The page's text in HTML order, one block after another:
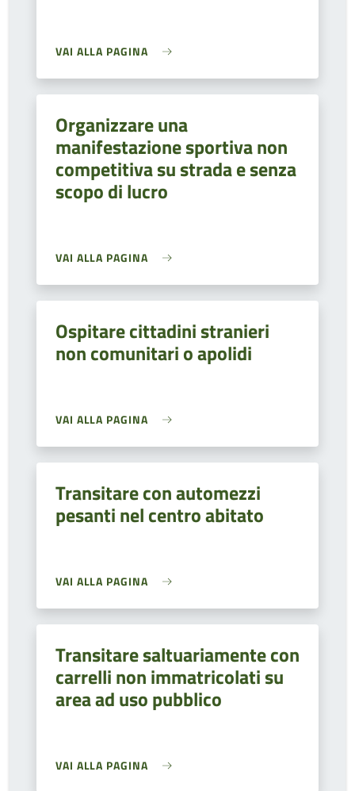
VAI ALLA PAGINA
Organizzare una
manifestazione sportiva non
competitiva su strada e senza
scopo di lucro
VAI ALLA PAGINA
Ospitare cittadini stranieri
non comunitari o apolidi
VAI ALLA PAGINA
Transitare con automezzi
pesanti nel centro abitato
VAI ALLA PAGINA
Transitare saltuariamente con
carrelli non immatricolati su
area ad uso pubblico
VAI ALLA PAGINA